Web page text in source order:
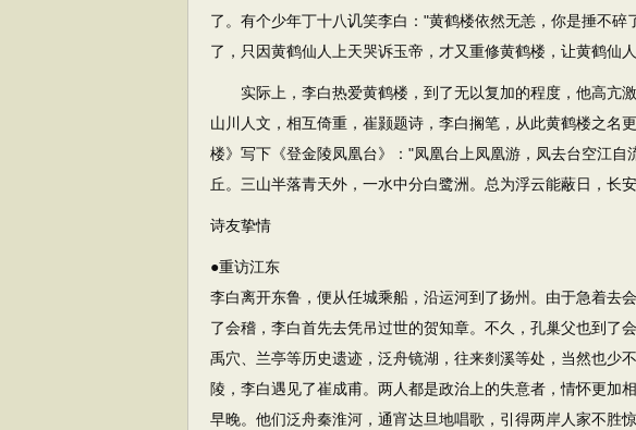
了。有个少年丁十八讥笑李白："黄鹤楼依然无恙，你是捶不
了，只因黄鹤仙人上天哭诉玉帝，才又重修黄鹤楼，让黄鹤仙
实际上，李白热爱黄鹤楼，到了无以复加的程度，他高亢激
山川人文，相互倚重，崔颢题诗，李白搁笔，从此黄鹤楼之名
楼》写下《登金陵凤凰台》："凤凰台上凤凰游，凤去台空江自
丘。三山半落青天外，一水中分白鹭洲。总为浮云能蔽日，长
诗友挚情
●重访江东
李白离开东鲁，便从任城乘船，沿运河到了扬州。由于急着去
了会稽，李白首先去凭吊过世的贺知章。不久，孔巢父也到了
禹穴、兰亭等历史遗迹，泛舟镜湖，往来剡溪等处，当然也少
陵，李白遇见了崔成甫。两人都是政治上的失意者，情怀更加
早晚。他们泛舟秦淮河，通宵达旦地唱歌，引得两岸人家不胜